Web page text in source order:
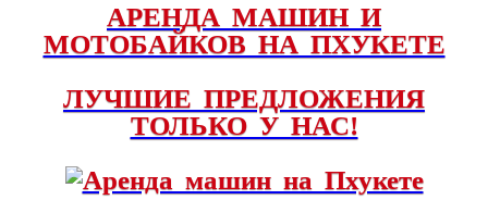
АРЕНДА МАШИН И
МОТОБАЙКОВ НА ПХУКЕТЕ
ЛУЧШИЕ ПРЕДЛОЖЕНИЯ
ТОЛЬКО У НАС!